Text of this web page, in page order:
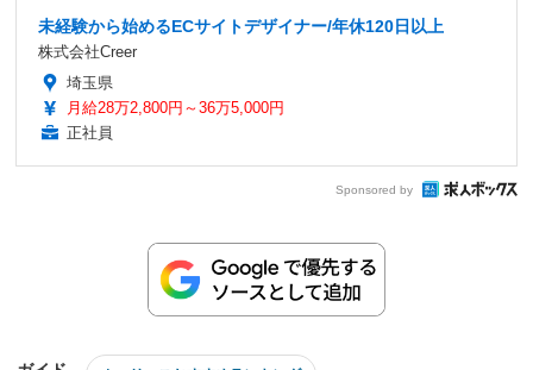
未経験から始めるECサイトデザイナー/年休120日以上
株式会社Creer
埼玉県
月給28万2,800円～36万5,000円
正社員
Sponsored by